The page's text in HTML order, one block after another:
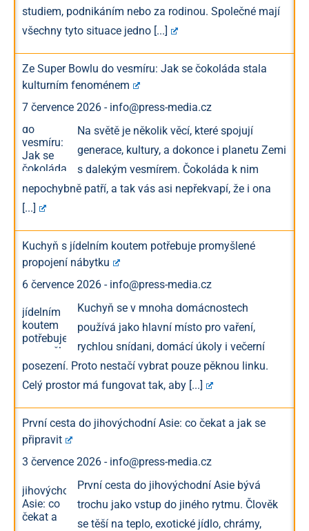
studiem, podnikáním nebo za rodinou. Společné mají
všechny tyto situace jedno [...]
Ze Super Bowlu do vesmíru: Jak se čokoláda stala
kulturním fenoménem
7 července 2026 - info@press-media.cz
Na světě je několik věcí, které spojují
generace, kultury, a dokonce i planetu Zemi
s dalekým vesmírem. Čokoláda k nim
nepochybně patří, a tak vás asi nepřekvapí, že i ona
[...]
Kuchyň s jídelním koutem potřebuje promyšlené
propojení nábytku
6 července 2026 - info@press-media.cz
Kuchyň se v mnoha domácnostech
používá jako hlavní místo pro vaření,
rychlou snídani, domácí úkoly i večerní
posezení. Proto nestačí vybrat pouze pěknou linku.
Celý prostor má fungovat tak, aby [...]
První cesta do jihovýchodní Asie: co čekat a jak se
připravit
3 července 2026 - info@press-media.cz
První cesta do jihovýchodní Asie bývá
trochu jako vstup do jiného rytmu. Člověk
se těší na teplo, exotické jídlo, chrámy,